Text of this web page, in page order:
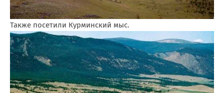
Также посетили Курминский мыс.